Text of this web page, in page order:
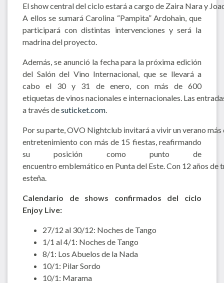
El show central del ciclo estará a cargo de Zaira Nara y
A ellos se sumará Carolina “Pampita” Ardohain, que
participará con distintas intervenciones y será la
madrina del proyecto.
Además, se anunció la fecha para la próxima edición
del Salón del Vino Internacional, que se llevará a
cabo el 30 y 31 de enero, con más de 600
etiquetas de vinos nacionales e internacionales. Las
a través desuticket.com.
Por su parte, OVO Nightclub invitará a vivir un verano más
entretenimiento con más de 15 fiestas, reafirmando
su posición como punto de
encuentro emblemático en Punta del Este. Con 12 años
esteña.
Calendario de shows confirmados del ciclo
Enjoy Live:
27/12 al 30/12: Noches de Tango
1/1 al 4/1: Noches de Tango
8/1: Los Abuelos de la Nada
10/1: Pilar Sordo
10/1: Marama